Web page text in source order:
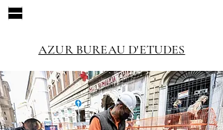
AZUR BUREAU D'ETUDES